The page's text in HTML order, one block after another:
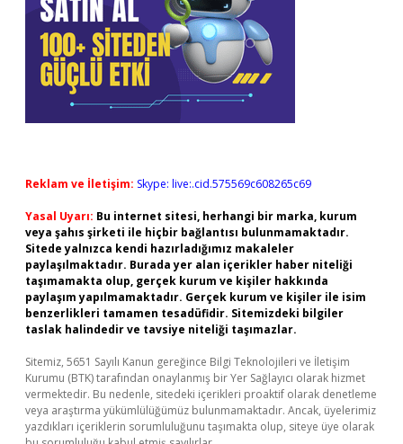
Reklam ve İletişim: Skype: live:.cid.575569c608265c69
Yasal Uyarı: Bu internet sitesi, herhangi bir marka, kurum
veya şahıs şirketi ile hiçbir bağlantısı bulunmamaktadır.
Sitede yalnızca kendi hazırladığımız makaleler
paylaşılmaktadır. Burada yer alan içerikler haber niteliği
taşımamakta olup, gerçek kurum ve kişiler hakkında
paylaşım yapılmamaktadır. Gerçek kurum ve kişiler ile isim
benzerlikleri tamamen tesadüfidir. Sitemizdeki bilgiler
taslak halindedir ve tavsiye niteliği taşımazlar.
Sitemiz, 5651 Sayılı Kanun gereğince Bilgi Teknolojileri ve İletişim
Kurumu (BTK) tarafından onaylanmış bir Yer Sağlayıcı olarak hizmet
vermektedir. Bu nedenle, sitedeki içerikleri proaktif olarak denetleme
veya araştırma yükümlülüğümüz bulunmamaktadır. Ancak, üyelerimiz
yazdıkları içeriklerin sorumluluğunu taşımakta olup, siteye üye olarak